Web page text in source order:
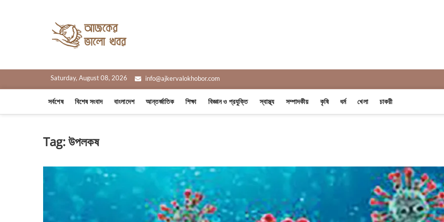
Saturday, August 08, 2026 info@ajkervalokhobor.com
সর্বশেষ বিশেষ সংবাদ বাংলাদেশ আন্তর্জাতিক শিক্ষা বিজ্ঞান ও প্রযুক্তি স্বাস্থ্য সম্পাদকীয় কৃষি ধর্ম খেলা চাকরী
Tag:উপলকষ